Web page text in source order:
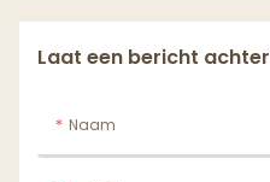
Laat een bericht achter
Naam